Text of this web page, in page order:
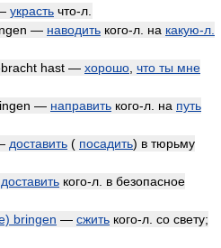
украсть что-л.
— наводить кого-л. на какую-л.
hast — хорошо что ты мне
— направить кого-л. на путь
доставить ( посадить) в тюрьму
доставить кого-л. в безопасное
bringen — сжить кого-л. со свету;